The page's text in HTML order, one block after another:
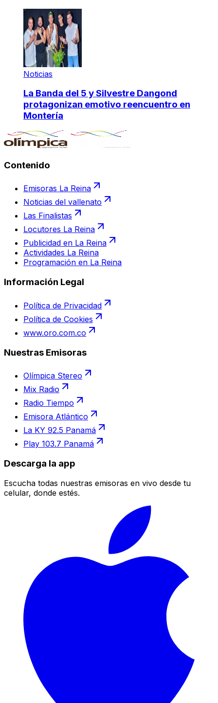
Noticias
La Banda del 5 y Silvestre Dangond
protagonizan emotivo reencuentro en
Montería
Contenido
Emisoras La Reina
Noticias del vallenato
Las Finalistas
Locutores La Reina
Publicidad en La Reina
Actividades La Reina
Programación en La Reina
Información Legal
Política de Privacidad
Política de Cookies
www.oro.com.co
Nuestras Emisoras
Olímpica Stereo
Mix Radio
Radio Tiempo
Emisora Atlántico
La KY 92.5 Panamá
Play 103.7 Panamá
Descarga la app
Escucha todas nuestras emisoras en vivo desde tu
celular, donde estés.